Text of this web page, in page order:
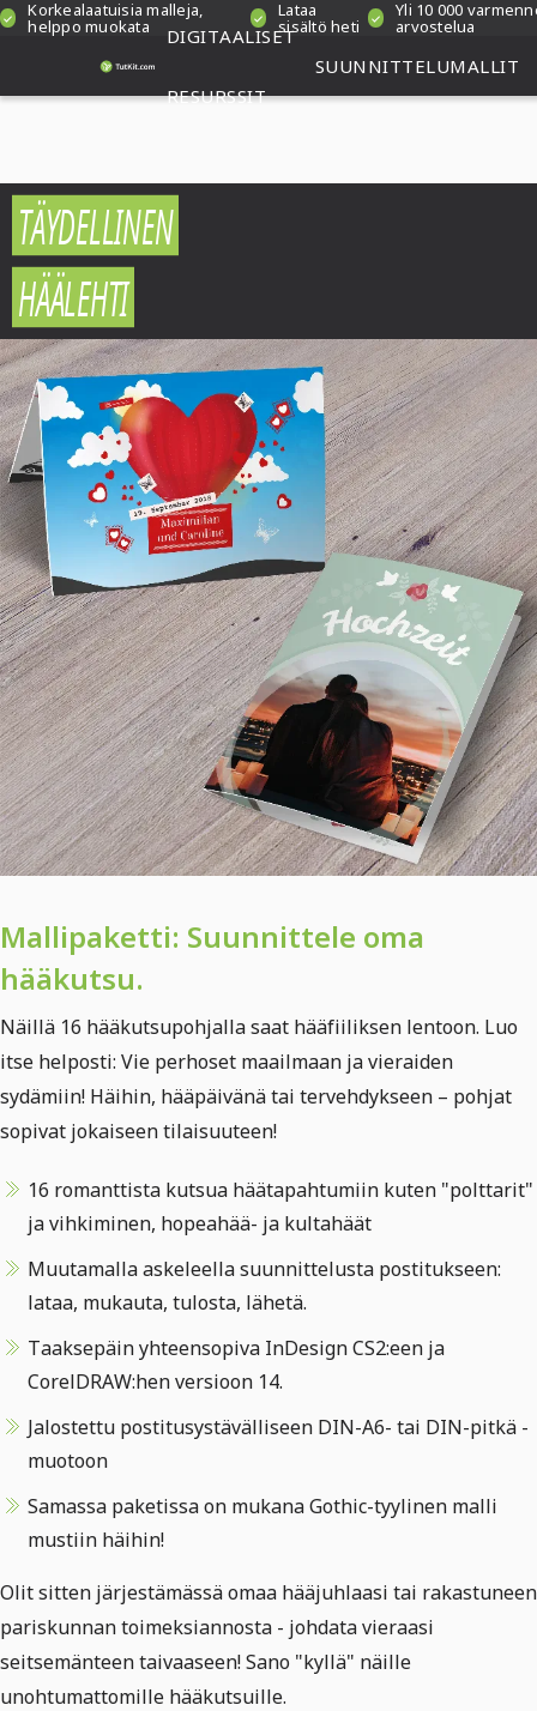
Korkealaatuisia malleja,
helppo muokata
Lataa
sisältö heti
Yli 10 000
arvostelua
DIGITAALISET
RESURSSIT
SUUNNITTELUMALLIT
TÄYDELLINEN
HÄÄLEHTI
Mallipaketti: Suunnittele oma
hääkutsu.
Näillä 16 hääkutsupohjalla saat hääfiiliksen lentoon. Luo
itse helposti: Vie perhoset maailmaan ja vieraiden
sydämiin! Häihin, hääpäivänä tai tervehdykseen – pohjat
sopivat jokaiseen tilaisuuteen!
16 romanttista kutsua häätapahtumiin kuten "polttarit"
ja vihkiminen, hopeahää- ja kultahäät
Muutamalla askeleella suunnittelusta postitukseen:
lataa, mukauta, tulosta, lähetä.
Taaksepäin yhteensopiva InDesign CS2:een ja
CorelDRAW:hen versioon 14.
Jalostettu postitusystävälliseen DIN-A6- tai DIN-pitkä -
muotoon
Samassa paketissa on mukana Gothic-tyylinen malli
mustiin häihin!
Olit sitten järjestämässä omaa hääjuhlaasi tai rakastuneen
pariskunnan toimeksiannosta - johdata vieraasi
seitsemänteen taivaaseen! Sano "kyllä" näille
unohtumattomille hääkutsuille.